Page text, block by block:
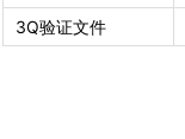
3Q验证文件